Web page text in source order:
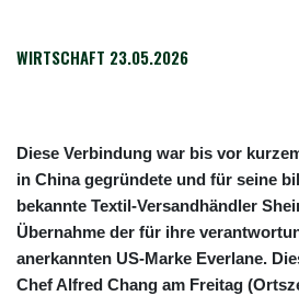
WIRTSCHAFT 23.05.2026
Diese Verbindung war bis vor
in China gegründete und für seine
bekannte Textil-Versandhändler
Übernahme der für ihre
anerkannten US-Marke Everlane.
Chef Alfred Chang am Freitag